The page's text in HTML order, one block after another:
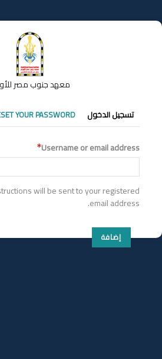
إلى
المحتوى
معهد جنوب مصر
التبويبات
الأساسية
تسجيل الدخول YOUR PASSWORD
Username or email address
will be sent to your registered
email address.